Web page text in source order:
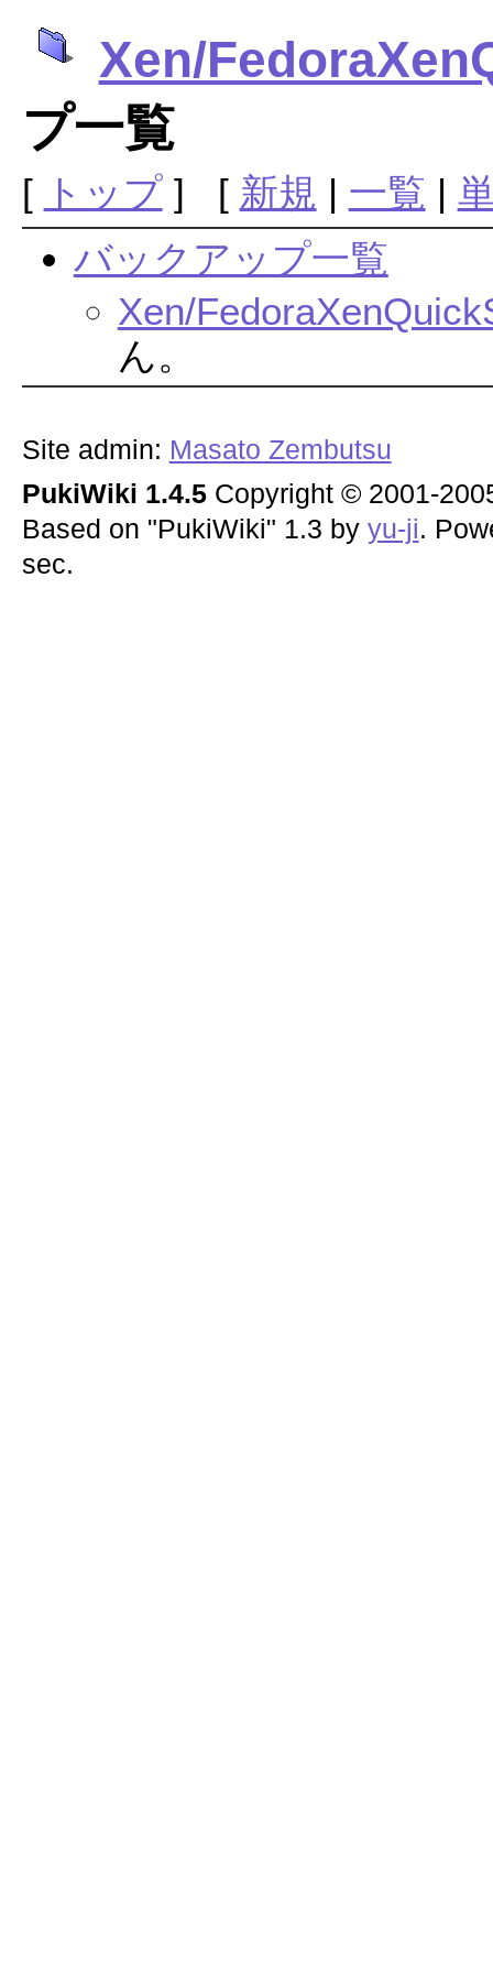
Xen/
プ一覧
[ トップ] [ 新規 | 一覧 |
バックアップ一覧
Xen/
ん。
Site admin: Masato Zembutsu
PukiWiki 1.4.5Copyright © 2001-
Based on "PukiWiki" 1.3 by yu-ji.
sec.